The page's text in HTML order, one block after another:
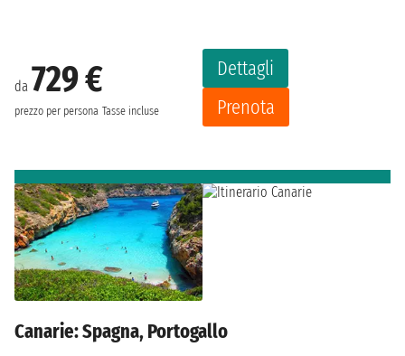
da 729 €
prezzo per persona Tasse incluse
Dettagli
Prenota
Canarie: Spagna, Portogallo